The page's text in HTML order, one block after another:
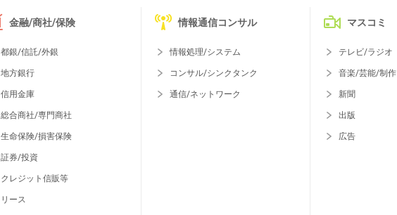
金融/商社/保険
都銀/信託/外銀
地方銀行
信用金庫
総合商社/専門商社
生命保険/損害保険
証券/投資
クレジット信販等
リース
情報通信コンサル
情報処理/システム
コンサル/シンクタンク
通信/ネットワーク
マスコミ
テレビ/ラジオ
音楽/芸能/制作
新聞
出版
広告